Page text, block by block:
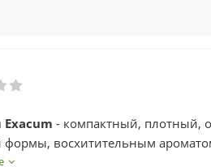
- компактный, плотный,
формы, восхитительным
миловидных цветков,